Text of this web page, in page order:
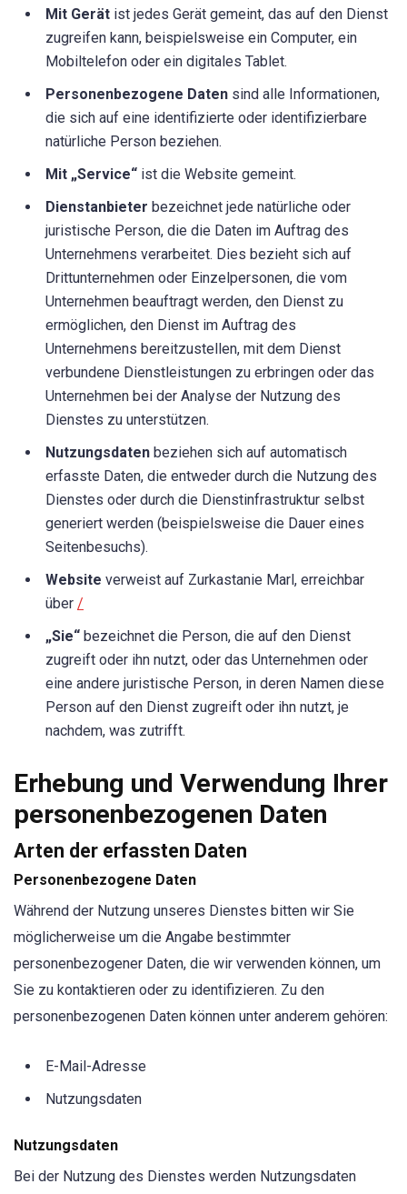
Mit Gerät ist jedes Gerät gemeint, das auf den Dienst
zugreifen kann, beispielsweise ein Computer, ein
Mobiltelefon oder ein digitales Tablet.
Personenbezogene Daten sind alle Informationen,
die sich auf eine identifizierte oder identifizierbare
natürliche Person beziehen.
Mit „Service“ ist die Website gemeint.
Dienstanbieter bezeichnet jede natürliche oder
juristische Person, die die Daten im Auftrag des
Unternehmens verarbeitet. Dies bezieht sich auf
Drittunternehmen oder Einzelpersonen, die vom
Unternehmen beauftragt werden, den Dienst zu
ermöglichen, den Dienst im Auftrag des
Unternehmens bereitzustellen, mit dem Dienst
verbundene Dienstleistungen zu erbringen oder das
Unternehmen bei der Analyse der Nutzung des
Dienstes zu unterstützen.
Nutzungsdaten beziehen sich auf automatisch
erfasste Daten, die entweder durch die Nutzung des
Dienstes oder durch die Dienstinfrastruktur selbst
generiert werden (beispielsweise die Dauer eines
Seitenbesuchs).
Website verweist auf Zurkastanie Marl, erreichbar
über /
„Sie“ bezeichnet die Person, die auf den Dienst
zugreift oder ihn nutzt, oder das Unternehmen oder
eine andere juristische Person, in deren Namen diese
Person auf den Dienst zugreift oder ihn nutzt, je
nachdem, was zutrifft.
Erhebung und Verwendung Ihrer
personenbezogenen Daten
Arten der erfassten Daten
Personenbezogene Daten
Während der Nutzung unseres Dienstes bitten wir Sie
möglicherweise um die Angabe bestimmter
personenbezogener Daten, die wir verwenden können, um
Sie zu kontaktieren oder zu identifizieren. Zu den
personenbezogenen Daten können unter anderem gehören:
E-Mail-Adresse
Nutzungsdaten
Nutzungsdaten
Bei der Nutzung des Dienstes werden Nutzungsdaten